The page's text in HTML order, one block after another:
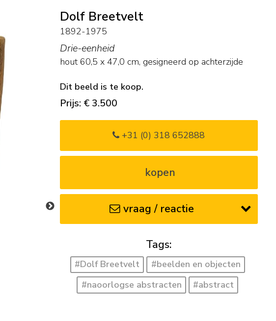
Dolf Breetvelt
1892-1975
Drie-eenheid
hout 60,5 x 47,0 cm, gesigneerd op achterzijde
Dit beeld is te koop.
Prijs: € 3.500
+31 (0) 318 652888
kopen
vraag / reactie
Tags:
#Dolf Breetvelt
#beelden en objecten
#naoorlogse abstracten
#abstract